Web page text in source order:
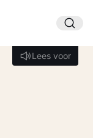
Lees voor
Lees voor